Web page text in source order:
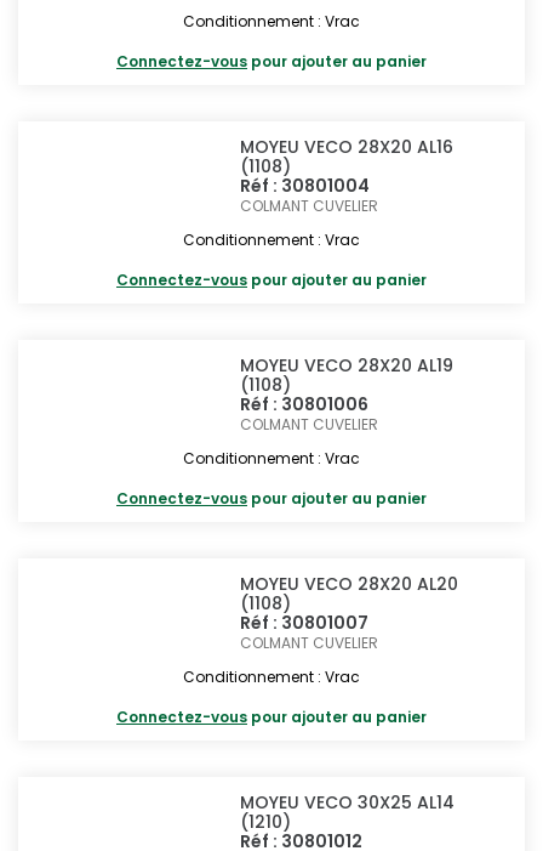
Conditionnement : Vrac
Connectez-vous pour ajouter au panier
MOYEU VECO 28X20 AL16
(1108)
Réf : 30801004
COLMANT CUVELIER
Conditionnement : Vrac
Connectez-vous pour ajouter au panier
MOYEU VECO 28X20 AL19
(1108)
Réf : 30801006
COLMANT CUVELIER
Conditionnement : Vrac
Connectez-vous pour ajouter au panier
MOYEU VECO 28X20 AL20
(1108)
Réf : 30801007
COLMANT CUVELIER
Conditionnement : Vrac
Connectez-vous pour ajouter au panier
MOYEU VECO 30X25 AL14
(1210)
Réf : 30801012